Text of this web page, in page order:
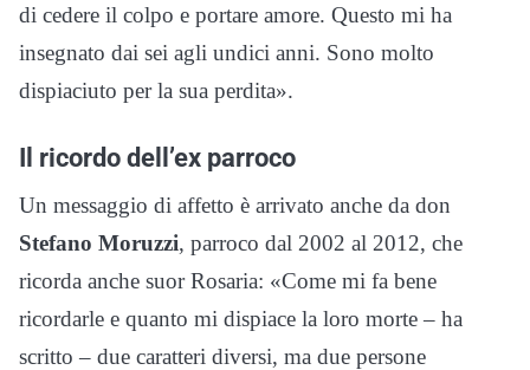
di cedere il colpo e portare amore. Questo mi ha
insegnato dai sei agli undici anni. Sono molto
dispiaciuto per la sua perdita».
Il ricordo dell’ex parroco
Un messaggio di affetto è arrivato anche da don
Stefano Moruzzi, parroco dal 2002 al 2012, che
ricorda anche suor Rosaria: «Come mi fa bene
ricordarle e quanto mi dispiace la loro morte – ha
scritto – due caratteri diversi, ma due persone